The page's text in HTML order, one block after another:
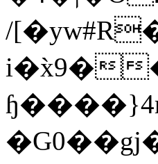
/
i�x̀9�